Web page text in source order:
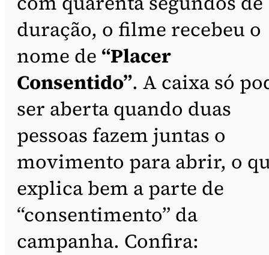
duração, o filme recebeu o
nome de “Placer
Consentido”. A caixa só
ser aberta quando duas
pessoas fazem juntas o
movimento para abrir, o
explica bem a parte de
“consentimento” da
campanha. Confira: